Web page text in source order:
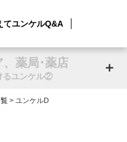
てユンケルQ&A
、薬局･薬店
るユンケル②
> ユンケルD